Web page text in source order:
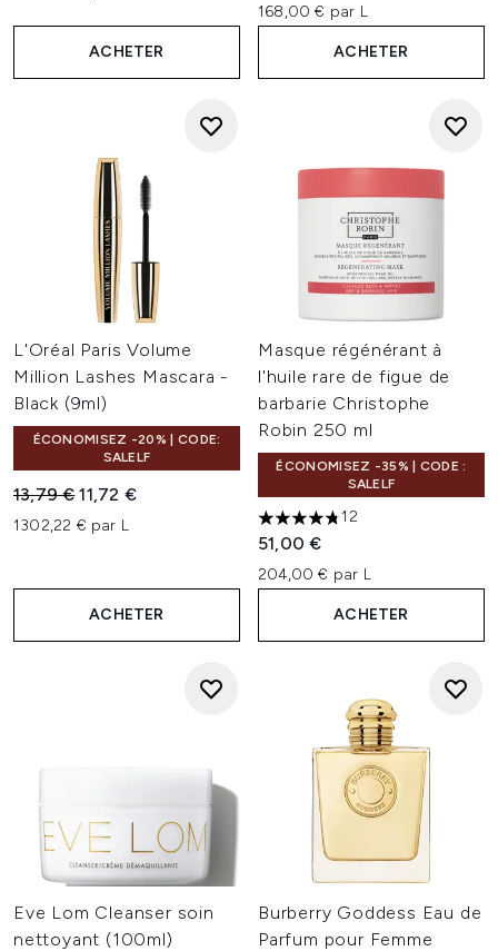
ACHETER
168,00 € par L
ACHETER
L'Oréal Paris Volume
Million Lashes Mascara -
Black (9ml)
ÉCONOMISEZ -20% | CODE:
SALELF
Prix de vente :
13,79 €Prix ​​actuel :
11,72 €
1302,22 € par L
ACHETER
Masque régénérant à
l'huile rare de figue de
barbarie Christophe
Robin 250 ml
ÉCONOMISEZ -35% | CODE :
SALELF
4.75 étoiles sur un maximum
12
51,00 €
204,00 € par L
ACHETER
Eve Lom Cleanser soin
nettoyant (100ml)
Burberry Goddess Eau de
Parfum pour Femme